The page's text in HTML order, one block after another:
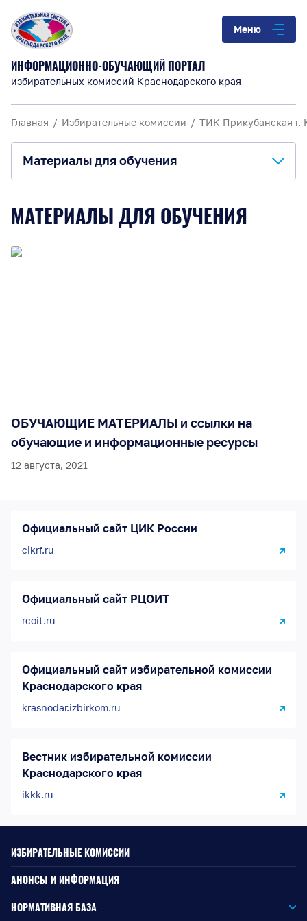
Меню
ИНФОРМАЦИОННО-ОБУЧАЮЩИЙ ПОРТАЛ
избирательных комиссий Краснодарского края
Главная Избирательные комиссии ТИК Прикубанская г.
Материалы для обучения
Анонсы и информация
МАТЕРИАЛЫ ДЛЯ ОБУЧЕНИЯ
ОБУЧАЮЩИЕ МАТЕРИАЛЫ и ссылки на
обучающие и информационные ресурсы
12 августа, 2021
Официальный сайт ЦИК России
cikrf.ru
Официальный сайт РЦОИТ
rcoit.ru
Официальный сайт избирательной комиссии
Краснодарского края
krasnodar.izbirkom.ru
Вестник избирательной комиссии
Краснодарского края
ikkk.ru
ИЗБИРАТЕЛЬНЫЕ КОМИССИИ
АНОНСЫ И ИНФОРМАЦИЯ
НОРМАТИВНАЯ БАЗА